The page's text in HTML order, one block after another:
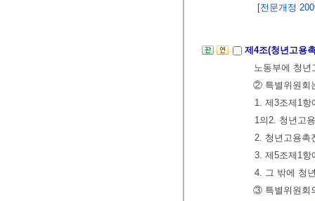
[전문개정
제4조(청년고용
노동부에 청년
② 특별위원회
1. 제3조제1
1의2. 청년고
2. 청년고용촉
3. 제5조제1항
4. 그 밖에 청
③ 특별위원회